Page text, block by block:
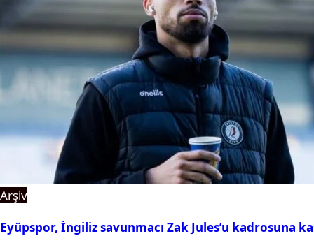
Arşiv
Eyüpspor, İngiliz savunmacı Zak Jules’u kadrosuna